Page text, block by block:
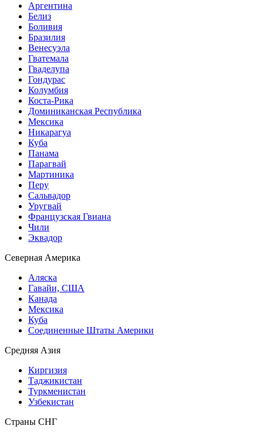
Аргентина
Белиз
Боливия
Бразилия
Венесуэла
Гватемала
Гваделупа
Гондурас
Колумбия
Коста-Рика
Доминиканская Республика
Мексика
Никарагуа
Куба
Панама
Парагвай
Мартиника
Перу
Сальвадор
Уругвай
Французская Гвиана
Чили
Эквадор
Северная Америка
Аляска
Гавайи, США
Канада
Мексика
Куба
Соединенные Штаты Америки
Средняя Азия
Киргизия
Таджикистан
Туркменистан
Узбекистан
Страны СНГ